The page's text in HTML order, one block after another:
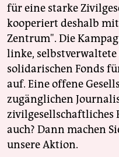
für eine starke
kooperiert deshalb
Zentrum". Die
linke,
solidarischen Fonds
auf. Eine offene
zugänglichen
zivilgesellschaftliches
auch? Dann machen
unsere Aktion.